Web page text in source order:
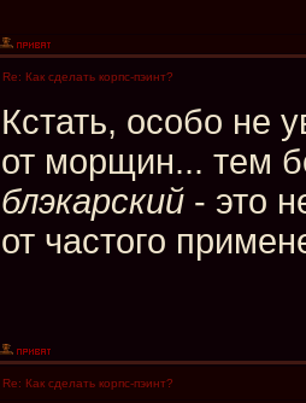
Re: Как сделать корпс-пэинт?
Кстать, особо не
от морщин... тем
блэкарский - это
от частого
Re: Как сделать корпс-пэинт?